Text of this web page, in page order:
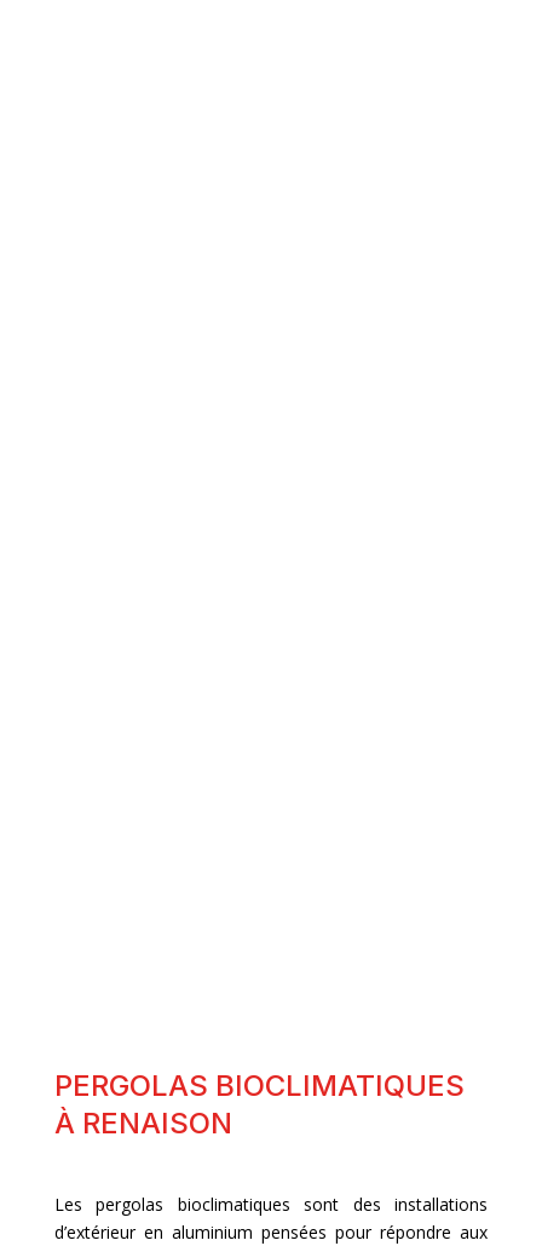
PERGOLAS BIOCLIMATIQUES
À RENAISON
Les pergolas bioclimatiques sont des installations
d’extérieur en aluminium pensées pour répondre aux